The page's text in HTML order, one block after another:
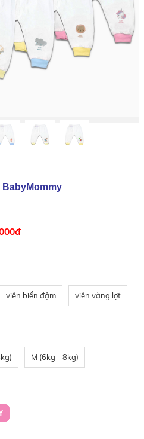
BabyMommy
viền biển đậm viền vàng lợt
M (6kg - 8kg)